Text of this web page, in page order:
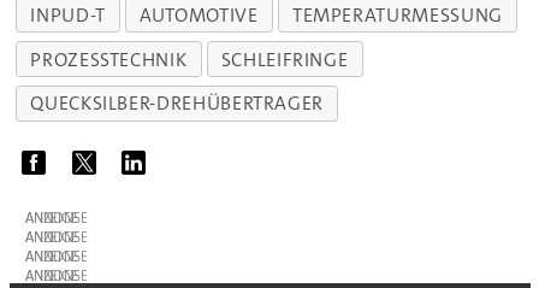
INPUD-T AUTOMOTIVE
TEMPERATURMESSUNG
PROZESSTECHNIK
SCHLEIFRINGE
QUECKSILBER-DREHÜBERTRAGER
ANZEIGE
ANZEIGE
ANZEIGE
ANZEIGE